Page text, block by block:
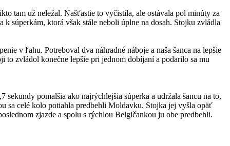
tam už neležal. Našťastie to vyčistila, ale ostávala pol minúty za
súperkám, ktorá však stále neboli úplne na dosah. Stojku zvládla
v ľahu. Potreboval dva náhradné náboje a naša šanca na lepšie
to zvládol konečne lepšie pri jednom dobíjaní a podarilo sa mu
pomalšia ako najrýchlejšia súperka a udržala šancu na to,
sa celé kolo potiahla predbehli Moldavku. Stojka jej vyšla opäť
zjazde a spolu s rýchlou Belgičankou ju obe predbehli.